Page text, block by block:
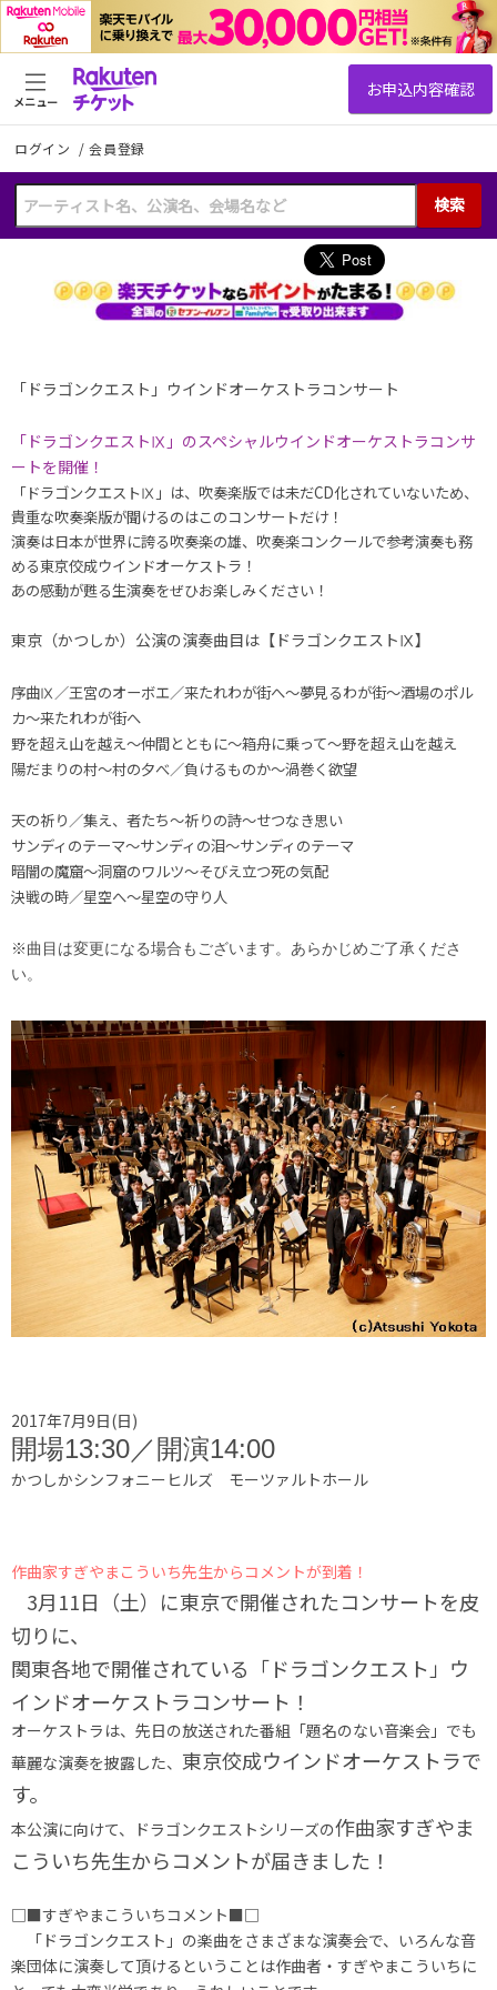
ログイン /会員登録
検索
メニュー
「ドラゴンクエスト」ウインドオーケストラコンサート
「ドラゴンクエストⅨ」のスペシャルウインドオーケストラコンサ
ートを開催！
「ドラゴンクエストⅨ」は、吹奏楽版では未だCD化されていないため、
貴重な吹奏楽版が聞けるのはこのコンサートだけ！
演奏は日本が世界に誇る吹奏楽の雄、吹奏楽コンクールで参考演奏も務
める東京佼成ウインドオーケストラ！
あの感動が甦る生演奏をぜひお楽しみください！
東京（かつしか）公演の演奏曲目は【ドラゴンクエストⅨ】
序曲Ⅸ／王宮のオーボエ／来たれわが街へ～夢見るわが街～酒場のポル
カ～来たれわが街へ
野を超え山を越え～仲間とともに～箱舟に乗って～野を超え山を越え
陽だまりの村～村の夕べ／負けるものか～渦巻く欲望
天の祈り／集え、者たち～祈りの詩～せつなき思い
サンディのテーマ～サンディの泪～サンディのテーマ
暗闇の魔窟～洞窟のワルツ～そびえ立つ死の気配
決戦の時／星空へ～星空の守り人
※曲目は変更になる場合もございます。あらかじめご了承くださ
い。
2017年7月9日(日)
開場13:30／開演14:00
かつしかシンフォニーヒルズ モーツァルトホール
作曲家すぎやまこういち先生からコメントが到着！
3月11日（土）に東京で開催されたコンサートを皮
切りに、
関東各地で開催されている「ドラゴンクエスト」ウ
インドオーケストラコンサート！
オーケストラは、先日の放送された番組「題名のない音楽会」でも
華麗な演奏を披露した、 東京佼成ウインドオーケストラで
す。
本公演に向けて、ドラゴンクエストシリーズの作曲家すぎやま
こういち先生からコメントが届きました！
□■すぎやまこういちコメント■□
「ドラゴンクエスト」の楽曲をさまざまな演奏会で、いろんな音
楽団体に演奏して頂けるということは作曲者・すぎやまこういちに